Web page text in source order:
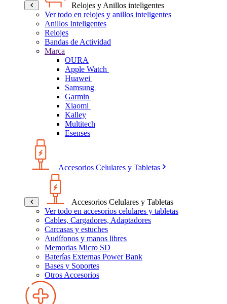
Relojes y Anillos inteligentes
Ver todo en relojes y anillos inteligentes
Anillos Inteligentes
Relojes
Bandas de Actividad
Marca
OURA
Apple Watch
Huawei
Samsung
Garmin
Xiaomi
Kalley
Multitech
Esenses
Accesorios Celulares y Tabletas
Accesorios Celulares y Tabletas
Ver todo en accesorios celulares y tabletas
Cables, Cargadores, Adaptadores
Carcasas y estuches
Audífonos y manos libres
Memorias Micro SD
Baterías Externas Power Bank
Bases y Soportes
Otros Accesorios